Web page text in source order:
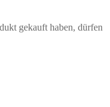
gekauft haben, dürfen